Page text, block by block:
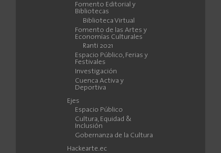
Fomento Editorial y
Bibliotecas
Biblioteca Virtual
Fomento de las Artes y
Economías Culturales
Ranti 2021
Espacio Público, Ferias y
Festivales
Investigación
Cuenca Activa y
Deportiva
Ejes
Espacio Público
Cultura, Equidad &
Inclusión
Gobernanza de la Cultura
Hackearte.ec